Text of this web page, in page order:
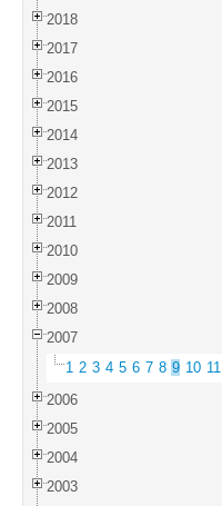
2018
2017
2016
2015
2014
2013
2012
2011
2010
2009
2008
2007
1 2 3 4 5 6 7 8 9 10 11
2006
2005
2004
2003